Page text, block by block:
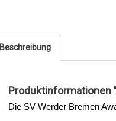
Beschreibung
Produktinformationen
Die SV Werder Bremen